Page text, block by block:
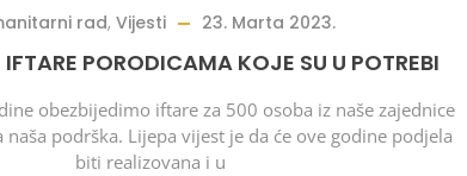
rad, Vijesti 23. Marta 2023.
PORODICAMA KOJE SU U POTREBI
obezbijedimo iftare za 500 osoba iz naše zajednice
podrška. Lijepa vijest je da će ove godine podjela
biti realizovana i u